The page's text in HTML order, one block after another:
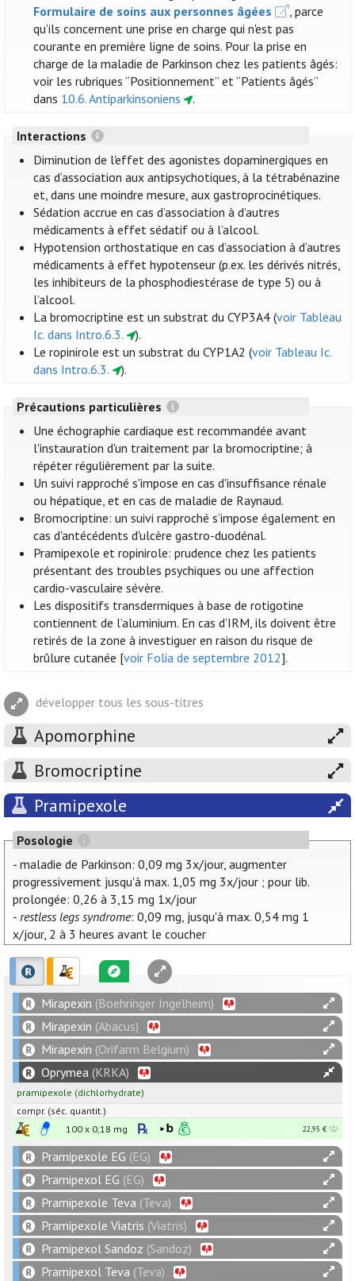
Formulaire de soins aux personnes âgées
, parce
qu’ils concernent une prise en charge qui n'est pas
courante en première ligne de soins. Pour la prise en
charge de la maladie de Parkinson chez les patients âgés:
voir les rubriques “Positionnement” et “Patients âgés”
dans 10.6. Antiparkinsoniens .
Interactions
Diminution de l'effet des agonistes dopaminergiques en
cas d’association aux antipsychotiques, à la tétrabénazine
et, dans une moindre mesure, aux gastroprocinétiques.
Sédation accrue en cas d’association à d’autres
médicaments à effet sédatif ou à l’alcool.
Hypotension orthostatique en cas d’association à d’autres
médicaments à effet hypotenseur (p.ex. les dérivés nitrés,
les inhibiteurs de la phosphodiestérase de type 5) ou à
l’alcool.
La bromocriptine est un substrat du CYP3A4 (voir Tableau
Ic. dans Intro.6.3.
).
Le ropinirole est un substrat du CYP1A2 (voir Tableau Ic.
dans Intro.6.3.
).
Précautions particulières
Une échographie cardiaque est recommandée avant
l'instauration d'un traitement par la bromocriptine; à
répéter régulièrement par la suite.
Un suivi rapproché s'impose en cas d'insuffisance rénale
ou hépatique, et en cas de maladie de Raynaud.
Bromocriptine: un suivi rapproché s’impose également en
cas d'antécédents d'ulcère gastro-duodénal.
Pramipexole et ropinirole: prudence chez les patients
présentant des troubles psychiques ou une affection
cardio-vasculaire sévère.
Les dispositifs transdermiques à base de rotigotine
contiennent de l’aluminium. En cas d’IRM, ils doivent être
retirés de la zone à investiguer en raison du risque de
brûlure cutanée [voir Folia de septembre 2012].
développer tous les sous-titres
Apomorphine
Bromocriptine
Pramipexole
Posologie
- maladie de Parkinson: 0,09 mg 3x/jour, augmenter
progressivement jusqu'à max. 1,05 mg 3x/jour ; pour lib.
prolongée: 0,26 à 3,15 mg 1x/jour
- restless legs syndrome: 0,09 mg, jusqu'à max. 0,54 mg 1
x/jour, 2 à 3 heures avant le coucher
Mirapexin (Boehringer Ingelheim)
Mirapexin (Abacus)
Mirapexin (Orifarm Belgium)
Oprymea (KRKA)
pramipexole (dichlorhydrate)
compr. (séc. quantit.)
100 x 0,18 mg 22,95 €
Pramipexole EG (EG)
Pramipexol EG (EG)
Pramipexole Teva (Teva)
Pramipexole Viatris (Viatris)
Pramipexol Sandoz (Sandoz)
Pramipexol Teva (Teva)